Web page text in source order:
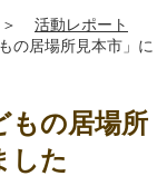
＞
活動レポート
の居場所見本市」に
もの居場所
した